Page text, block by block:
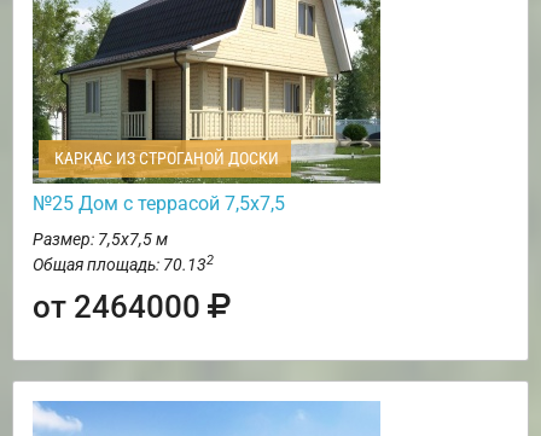
КАРКАС ИЗ СТРОГАНОЙ ДОСКИ
№25 Дом с террасой 7,5х7,5
Размер: 7,5х7,5 м
Общая площадь: 70.132
от 2464000